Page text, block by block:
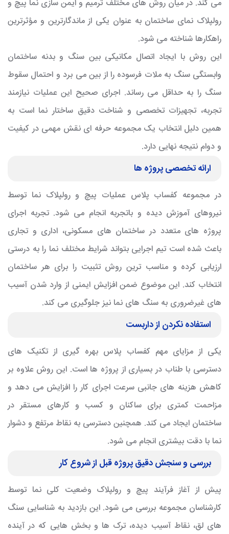
می کند. در میان روش های مختلف ترمیم و ایمن سازی نما پیچ و
رولپلاک نمای ساختمان به عنوان یکی از ماندگارترین و مؤثرترین
راهکارها شناخته می شود.
این روش با ایجاد اتصال مکانیکی بین سنگ و بدنه ساختمان
وابستگی سنگ به ملات فرسوده را از بین می برد و احتمال سقوط
سنگ را به حداقل می رساند. اجرای صحیح این عملیات نیازمند
تجربه، تجهیزات تخصصی و شناخت دقیق ساختار نما است به
همین دلیل انتخاب یک مجموعه حرفه ای نقش مهمی در کیفیت
و دوام نتیجه نهایی دارد.
ارائه تخصصی پروژه ها
در مجموعه کفساب پلاس عملیات پیچ و رولپلاک نما توسط
نیروهای آموزش دیده و باتجربه انجام می شود. تجربه اجرای
پروژه های متعدد در ساختمان های مسکونی، اداری و تجاری
باعث شده است تیم اجرایی بتواند شرایط مختلف نما را به درستی
ارزیابی کرده و مناسب ترین روش تثبیت را برای هر ساختمان
انتخاب کند. این موضوع ضمن افزایش ایمنی از وارد شدن آسیب
های غیرضروری به سنگ های نما نیز جلوگیری می کند.
استفاده نکردن از داربست
یکی از مزایای مهم کفساب پلاس بهره گیری از تکنیک های
دسترسی با طناب در بسیاری از پروژه ها است. این روش علاوه بر
کاهش هزینه های جانبی سرعت اجرای کار را افزایش می دهد و
مزاحمت کمتری برای ساکنان و کسب و کارهای مستقر در
ساختمان ایجاد می کند. همچنین دسترسی به نقاط مرتفع و دشوار
نما با دقت بیشتری انجام می شود.
بررسی و سنجش دقیق پروژه قبل از شروع کار
پیش از آغاز فرآیند پیچ و رولپلاک وضعیت کلی نما توسط
کارشناسان مجموعه بررسی می شود. این بازدید به شناسایی سنگ
های لق، نقاط آسیب دیده، ترک ها و بخش هایی که در آینده